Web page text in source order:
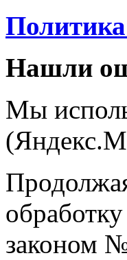
Нашли
Мы
законом